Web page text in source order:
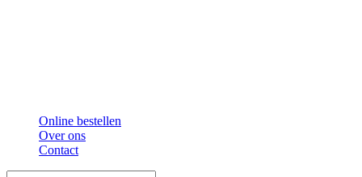
Online bestellen
Over ons
Contact